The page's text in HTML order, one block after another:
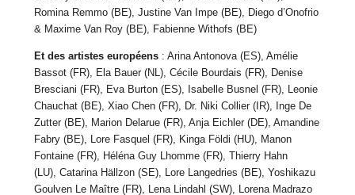
Romina Remmo (BE), Justine Van Impe (BE), Diego d’Onofrio
& Maxime Van Roy (BE), Fabienne Withofs (BE)
Et des artistes européens: Arina Antonova (ES), Amélie
Bassot (FR), Ela Bauer (NL), Cécile Bourdais (FR), Denise
Bresciani (FR), Eva Burton (ES), Isabelle Busnel (FR), Leonie
Chauchat (BE), Xiao Chen (FR), Dr. Niki Collier (IR), Inge De
Zutter (BE), Marion Delarue (FR), Anja Eichler (DE), Amandine
Fabry (BE), Lore Fasquel (FR), Kinga Földi (HU), Manon
Fontaine (FR), Héléna Guy Lhomme (FR), Thierry Hahn
(LU), Catarina Hällzon (SE), Lore Langedries (BE), Yoshikazu
Goulven Le Maître (FR), Lena Lindahl (SW), Lorena Madrazo